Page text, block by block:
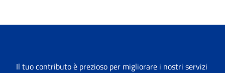
Il tuo contributo è prezioso per migliorare i nostri servizi